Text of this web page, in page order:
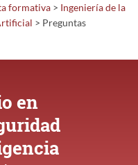
formativa > Ingeniería de la
> Preguntas
en